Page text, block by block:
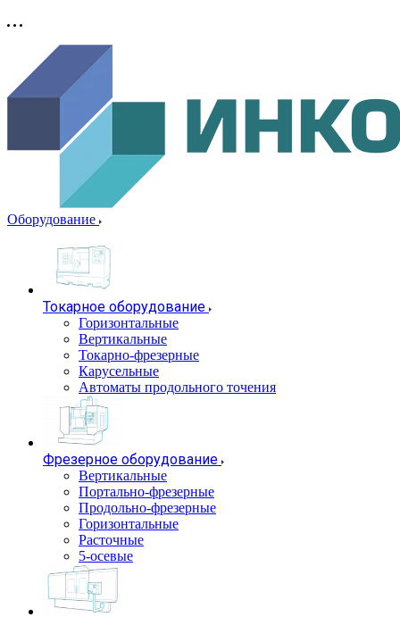
Оборудование
Токарное оборудование
Горизонтальные
Вертикальные
Токарно-фрезерные
Карусельные
Автоматы продольного точения
Фрезерное оборудование
Вертикальные
Портально-фрезерные
Продольно-фрезерные
Горизонтальные
Расточные
5-осевые